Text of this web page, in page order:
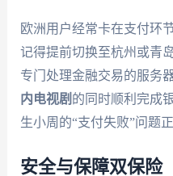
欧洲用户经常卡在支付环
记得提前切换至杭州或青
专门处理金融交易的服务
内电视剧 的同时顺利完成
生小周的“支付失败”问题
安全与保障双保险